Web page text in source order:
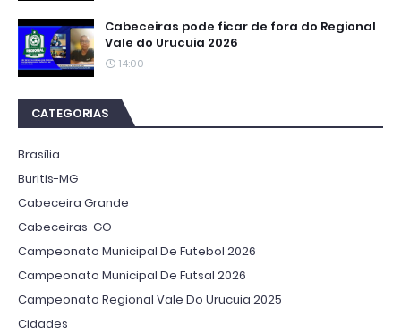
Cabeceiras pode ficar de fora do Regional
Vale do Urucuia 2026
14:00
CATEGORIAS
Brasília
Buritis-MG
Cabeceira Grande
Cabeceiras-GO
Campeonato Municipal De Futebol 2026
Campeonato Municipal De Futsal 2026
Campeonato Regional Vale Do Urucuia 2025
Cidades